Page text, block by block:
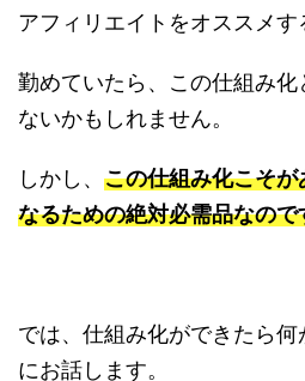
アフィリエイトをオススメす
勤めていたら、この仕組み
ないかもしれません。
しかし、 この仕組み化こそ
なるための絶対必需品なので
では、仕組み化ができたら
にお話します。